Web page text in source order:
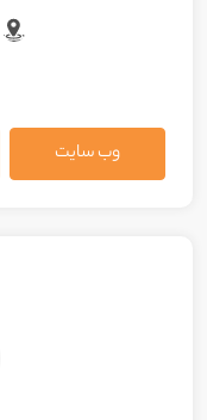
وب سایت